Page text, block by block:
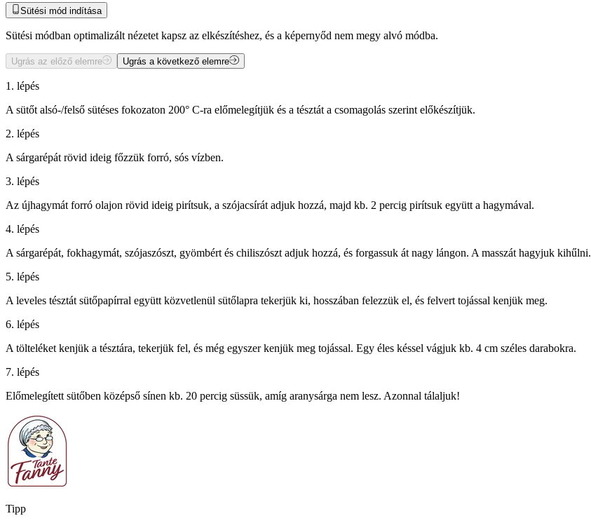
Sütési mód indítása
Sütési módban optimalizált nézetet kapsz az elkészítéshez, és a képernyőd nem megy alvó módba.
Ugrás az előző elemre Ugrás a következő elemre
1. lépés
A sütőt alsó-/felső sütéses fokozaton 200° C-ra előmelegítjük és a tésztát a csomagolás szerint előkészítjük.
2. lépés
A sárgarépát rövid ideig főzzük forró, sós vízben.
3. lépés
Az újhagymát forró olajon rövid ideig pirítsuk, a szójacsírát adjuk hozzá, majd kb. 2 percig pirítsuk együtt a hagymával.
4. lépés
A sárgarépát, fokhagymát, szójaszószt, gyömbért és chiliszószt adjuk hozzá, és forgassuk át nagy lángon. A masszát hagyjuk kihűlni.
5. lépés
A leveles tésztát sütőpapírral együtt közvetlenül sütőlapra tekerjük ki, hosszában felezzük el, és felvert tojással kenjük meg.
6. lépés
A tölteléket kenjük a tésztára, tekerjük fel, és még egyszer kenjük meg tojással. Egy éles késsel vágjuk kb. 4 cm széles darabokra.
7. lépés
Előmelegített sütőben középső sínen kb. 20 percig süssük, amíg aranysárga nem lesz. Azonnal tálaljuk!
Tipp